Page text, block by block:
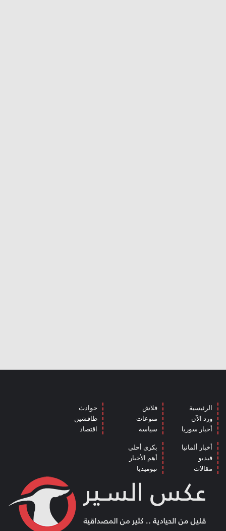
الرئيسية
ورد الآن
أخبار سوريا
فلاش
منوعات
سياسة
حوادث
طافشين
اقتصاد
أخبار ألمانيا
فيديو
مقالات
بكرى أحلى
أهم الأخبار
نيوميديا